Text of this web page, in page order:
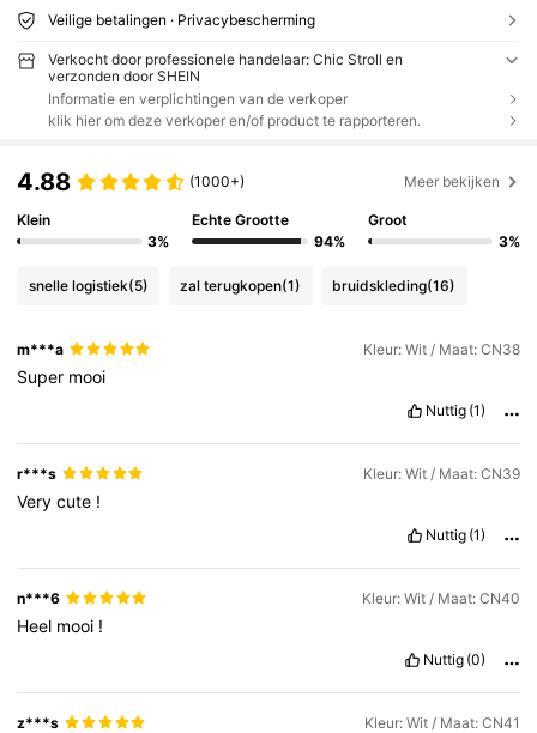
Veilige betalingen · Privacybescherming
Verkocht door professionele handelaar: Chic Stroll en
verzonden door SHEIN
Informatie en verplichtingen van de verkoper
klik hier om deze verkoper en/of product te rapporteren.
4.88 (1000+) Meer bekijken
Klein
3%
Echte Grootte
94%
Groot
3%
snelle logistiek(5) zal terugkopen(1) bruidskleding(16)
m***a Kleur: Wit / Maat: CN38
Super mooi
Nuttig (1)
r***s Kleur: Wit / Maat: CN39
Verycute !
Nuttig (1)
n***6 Kleur: Wit / Maat: CN40
Heel mooi !
Nuttig (0)
z***s Kleur: Wit / Maat: CN41